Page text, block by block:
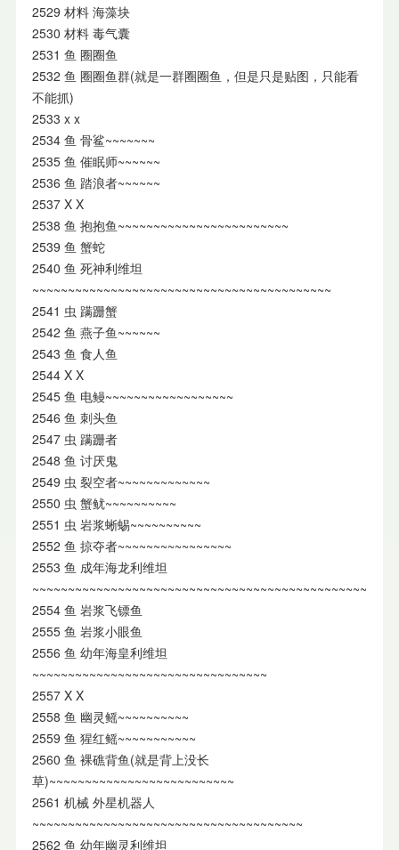
2529 材料 海藻块
2530 材料 毒气囊
2531 鱼 圈圈鱼
2532 鱼 圈圈鱼群(就是一群圈圈鱼，但是只是贴图，只能看
不能抓)
2533 x x
2534 鱼 骨鲨~~~~~~~
2535 鱼 催眠师~~~~~~
2536 鱼 踏浪者~~~~~~
2537 X X
2538 鱼 抱抱鱼~~~~~~~~~~~~~~~~~~~~~~~~
2539 鱼 蟹蛇
2540 鱼 死神利维坦
~~~~~~~~~~~~~~~~~~~~~~~~~~~~~~~~~~~~~~~~~~
2541 虫 蹒跚蟹
2542 鱼 燕子鱼~~~~~~
2543 鱼 食人鱼
2544 X X
2545 鱼 电鳗~~~~~~~~~~~~~~~~~~
2546 鱼 刺头鱼
2547 虫 蹒跚者
2548 鱼 讨厌鬼
2549 虫 裂空者~~~~~~~~~~~~~
2550 虫 蟹鱿~~~~~~~~~~
2551 虫 岩浆蜥蜴~~~~~~~~~~
2552 鱼 掠夺者~~~~~~~~~~~~~~~~
2553 鱼 成年海龙利维坦
~~~~~~~~~~~~~~~~~~~~~~~~~~~~~~~~~~~~~~~~~~~~~~~
2554 鱼 岩浆飞镖鱼
2555 鱼 岩浆小眼鱼
2556 鱼 幼年海皇利维坦
~~~~~~~~~~~~~~~~~~~~~~~~~~~~~~~~~
2557 X X
2558 鱼 幽灵鳐~~~~~~~~~~
2559 鱼 猩红鳐~~~~~~~~~~~
2560 鱼 裸礁背鱼(就是背上没长
草)~~~~~~~~~~~~~~~~~~~~~~~~~~
2561 机械 外星机器人
~~~~~~~~~~~~~~~~~~~~~~~~~~~~~~~~~~~~~~
2562 鱼 幼年幽灵利维坦